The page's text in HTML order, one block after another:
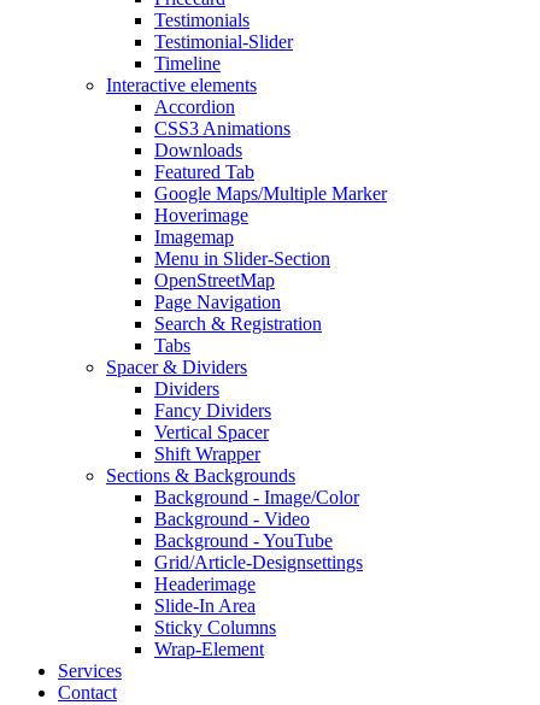
Testimonials
Testimonial-Slider
Timeline
Interactive elements
Accordion
CSS3 Animations
Downloads
Featured Tab
Google Maps/Multiple Marker
Hoverimage
Imagemap
Menu in Slider-Section
OpenStreetMap
Page Navigation
Search & Registration
Tabs
Spacer & Dividers
Dividers
Fancy Dividers
Vertical Spacer
Shift Wrapper
Sections & Backgrounds
Background - Image/Color
Background - Video
Background - YouTube
Grid/Article-Designsettings
Headerimage
Slide-In Area
Sticky Columns
Wrap-Element
Services
Contact